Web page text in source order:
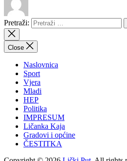
Pretraži:
Close
Naslovnica
Sport
Vjera
Mladi
HEP
Politika
IMPRESUM
Ličanka Kaja
Gradovi i općine
ČESTITKA